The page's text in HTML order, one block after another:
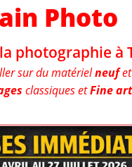
Photo
photographie à
sur du matérielneuf
classiques etFine art